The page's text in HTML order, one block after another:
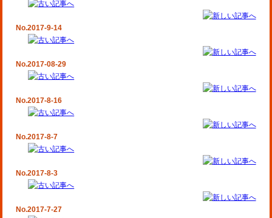
No.2017-9-14
No.2017-08-29
No.2017-8-16
No.2017-8-7
No.2017-8-3
No.2017-7-27